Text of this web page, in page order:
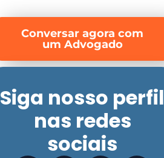
Conversar agora com
um Advogado
Siga nosso perfil
nas redes
sociais